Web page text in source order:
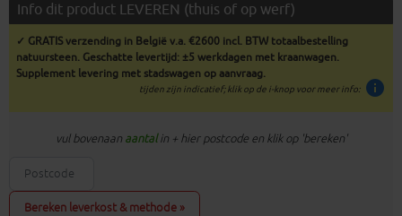
Info dit product LEVEREN (thuis of op werf)
✓ GRATIS verzending in België v.a. €2600 incl. BTW totaalbestelling
natuursteen. Geschatte levertijd: ±5 werkdagen met kraanwagen.
Supplement levering met stadswagen op aanvraag.
info
tijden zijn indicatief; klik op de i-knop voor meer info:
vul bovenaan aantalin + hier postcode en klik op 'bereken'
Bereken leverkost & methode »